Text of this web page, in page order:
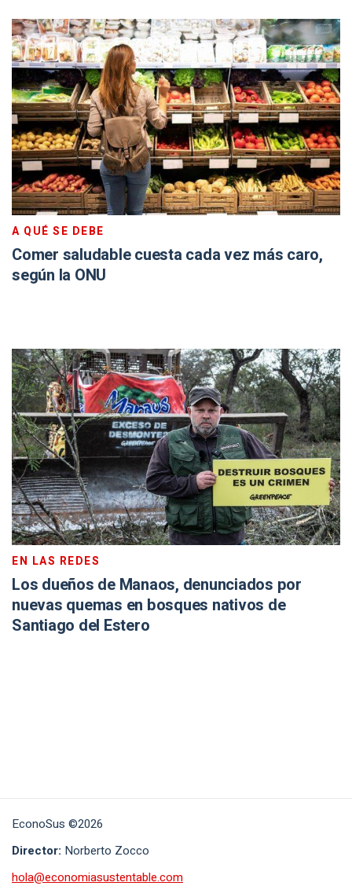
A QUÉ SE DEBE
Comer saludable cuesta cada vez más caro,
según la ONU
EN LAS REDES
Los dueños de Manaos, denunciados por
nuevas quemas en bosques nativos de
Santiago del Estero
EconoSus ©2026
Director: Norberto Zocco
hola@economiasustentable.com